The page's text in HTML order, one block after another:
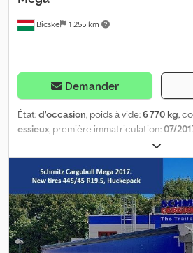
Bicske 1 255 km
Demander
État:d'occasion, poids à vide:6 770 kg,
essieux , première immatriculation:07/
, Équipement:
suspension pneumatique, protection
système de freinage électronique (EBS),
système antispray. Retrouvez un aperçu
disponibles sur notre site web. Besoin
proposons des solutions de
contrats de service complet et des
serons heureux de vous conseiller